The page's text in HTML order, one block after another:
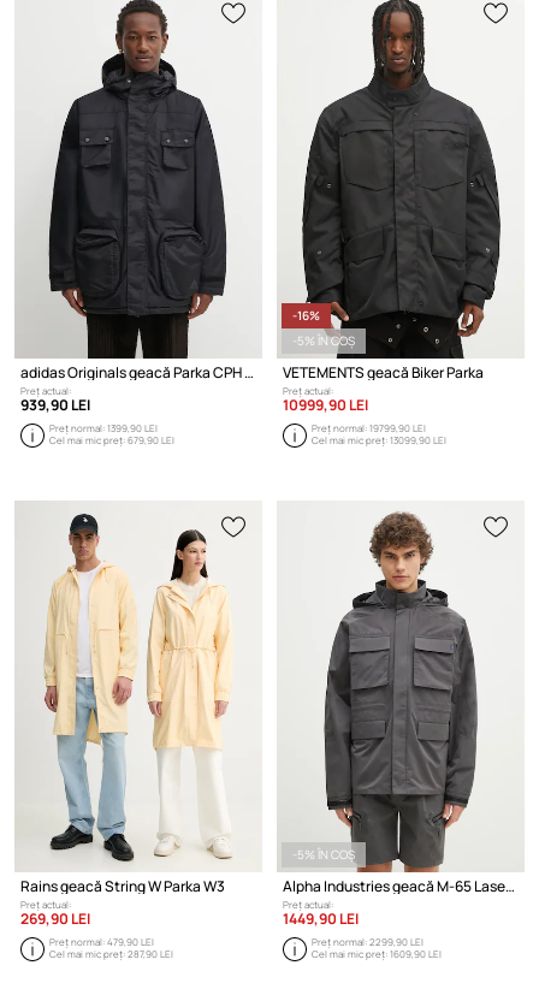
adidas Originals geacă Parka CPH JKT
Preț actual:
939,90 LEI
Preț normal:1399,90 LEI
Cel mai mic preț:679,90 LEI
-16%
-5% ÎN COȘ
VETEMENTS geacă Biker Parka
Preț actual:
10999,90 LEI
Preț normal:19799,90 LEI
Cel mai mic preț:13099,90 LEI
Rains geacă String W Parka W3
Preț actual:
269,90 LEI
Preț normal:479,90 LEI
Cel mai mic preț:287,90 LEI
-5% ÎN COȘ
Alpha Industries geacă M-65 Laser Cut Field Coat
Preț actual:
1449,90 LEI
Preț normal:2299,90 LEI
Cel mai mic preț:1609,90 LEI